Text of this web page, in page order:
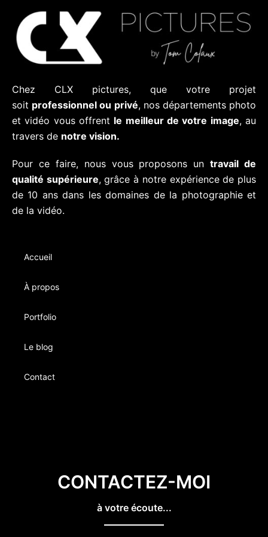
Chez CLX pictures, que votre projet
soit professionnel ou privé, nos départements photo
et vidéo vous offrent le meilleur de votre image, au
travers de notre vision.
Pour ce faire, nous vous proposons untravail de
qualité supérieure, grâce à notre expérience de plus
de 10 ans dans les domaines de la photographie et
de la vidéo.
Accueil
À propos
Portfolio
Le blog
Contact
CONTACTEZ-MOI
à votre écoute...